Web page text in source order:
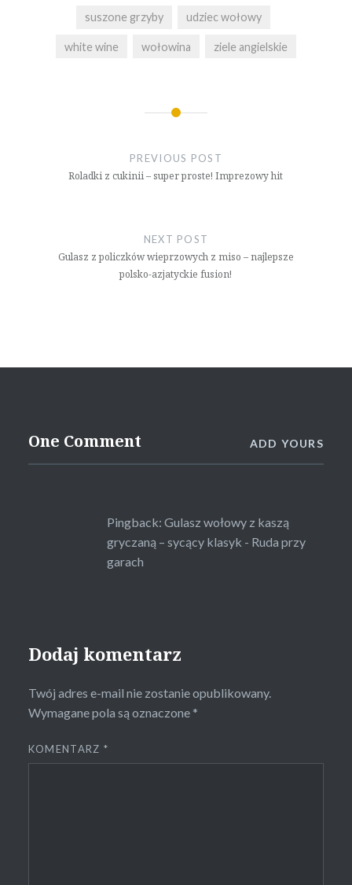
suszone grzyby udziec wołowy
white wine wołowina ziele angielskie
PREVIOUS POST
Roladki z cukinii – super proste! Imprezowy hit
NEXT POST
Gulasz z policzków wieprzowych z miso – najlepsze
polsko-azjatyckie fusion!
One Comment ADD YOURS
Pingback: Gulasz wołowy z kaszą
gryczaną – sycący klasyk - Ruda przy
garach
Dodaj komentarz
Twój adres e-mail nie zostanie opublikowany.
Wymagane pola są oznaczone *
KOMENTARZ *